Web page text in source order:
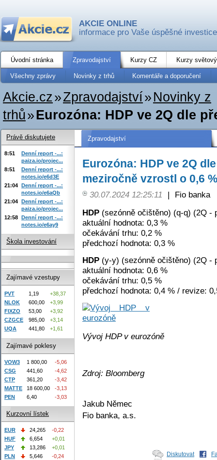
AKCIE ONLINE
informace pro Vaše úspěšné investice
Úvodní stránka Zpravodajství Kurzy CZ Kurzy
Všechny zprávy Novinky z trhů Komentáře a doporučení
Akcie.cz»Zpravodajství» Novinky z
trhů»Eurozóna: HDP ve 2Q dle
Zpravodajství
Eurozóna: HDP ve 2Q
meziročně vzrostl o 0,6
30.07.2024 12:25:11 |
Fio banka
HDP (sezónně očištěno) (q-q) (2Q -
aktuální hodnota: 0,3 %
očekávání trhu: 0,2 %
předchozí hodnota: 0,3 %
HDP (y-y) (sezónně očištěno) (2Q -
aktuální hodnota: 0,6 %
očekávání trhu: 0,5 %
předchozí hodnota: 0,4 % / revize:
Vývoj HDP v eurozóně
Zdroj: Bloomberg
Jakub Němec
Fio banka, a.s.
Diskutovat
Právě diskutujete
8:51
Denní report -...:
paiza.io/projec...
8:51
Denní report -...:
notes.io/e6d3E
21:04 Denní report -...:
notes.io/e6aQb
21:04 Denní report -...:
paiza.io/projec...
12:58 Denní report -...:
notes.io/e6ay9
Škola investování
Zajímavé vzestupy
PVT 1,19
+38,37
NLOK
600,00
+3,99
FIXZO
53,00
+3,92
CZGCE
985,00
+3,14
UQA
441,80 +1,61
Zajímavé poklesy
VOW3 1 800,00
-5,06
CSG
441,60
-4,62
CTP
361,20
-3,42
MATTE
18 600,00
-3,13
PEN
6,40 -3,03
Kurzovní lístek
EUR 24,265
-0,22
HUF
6,654
+0,01
JPY
13,286
+0,01
PLN
5,646
-0,24